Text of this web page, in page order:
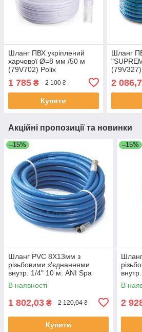
Шланг ПВХ укріплений
харчової Ø=8 мм /50 м
(79V702) Polix
(Польща)
1 785 ₴ 2 100 ₴
Купити
Шланг
2
Акційні пропозиції та новинки
–15%
Шланг PVC 8Х13мм з
різьбовими з'єднаннями
внутр. 1/4" 10 м. ANI Spa
AH0379104 (Італія)
В наявності
1 802,03 ₴ 2 120,04 ₴
Купити
–15%
В
2